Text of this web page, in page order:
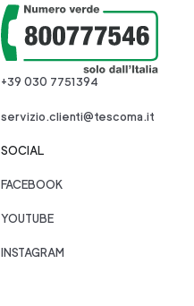
+39 030 7751394
servizio.clienti@tescoma.it
SOCIAL
FACEBOOK
YOUTUBE
INSTAGRAM